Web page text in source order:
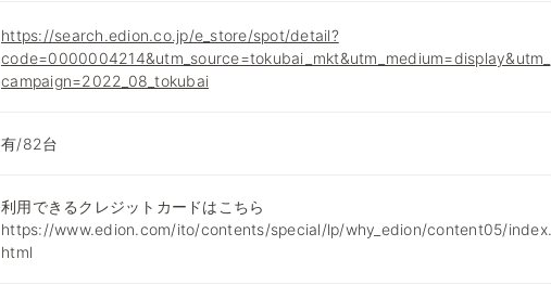
https://search.edion.co.jp/e_store/spot/detail?
code=0000004214&utm_source=tokubai_mkt&utm_medium=display&utm_
campaign=2022_08_tokubai
有/82台
利用できるクレジットカードはこちら
https://www.edion.com/ito/contents/special/lp/why_edion/content05/index.
html